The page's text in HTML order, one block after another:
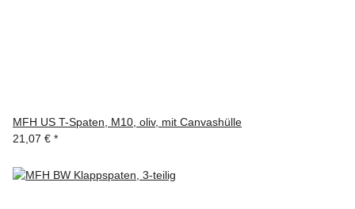
MFH US T-Spaten, M10, oliv, mit Canvashülle
21,07 € *